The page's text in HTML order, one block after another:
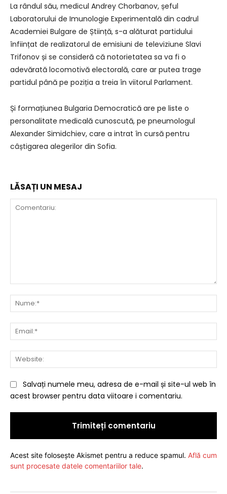
La rândul său, medicul Andrey Chorbanov, șeful
Laboratorului de Imunologie Experimentală din cadrul
Academiei Bulgare de Știință, s-a alăturat partidului
înființat de realizatorul de emisiuni de televiziune Slavi
Trifonov și se consideră că notorietatea sa va fi o
adevărată locomotivă electorală, care ar putea trage
partidul până pe poziția a treia în viitorul Parlament.
Și formațiunea Bulgaria Democratică are pe liste o
personalitate medicală cunoscută, pe pneumologul
Alexander Simidchiev, care a intrat în cursă pentru
câștigarea alegerilor din Sofia.
LĂSAȚI UN MESAJ
Salvați numele meu, adresa de e-mail și site-ul web în
acest browser pentru data viitoare i comentariu.
Acest site folosește Akismet pentru a reduce spamul. Află cum
sunt procesate datele comentariilor tale.